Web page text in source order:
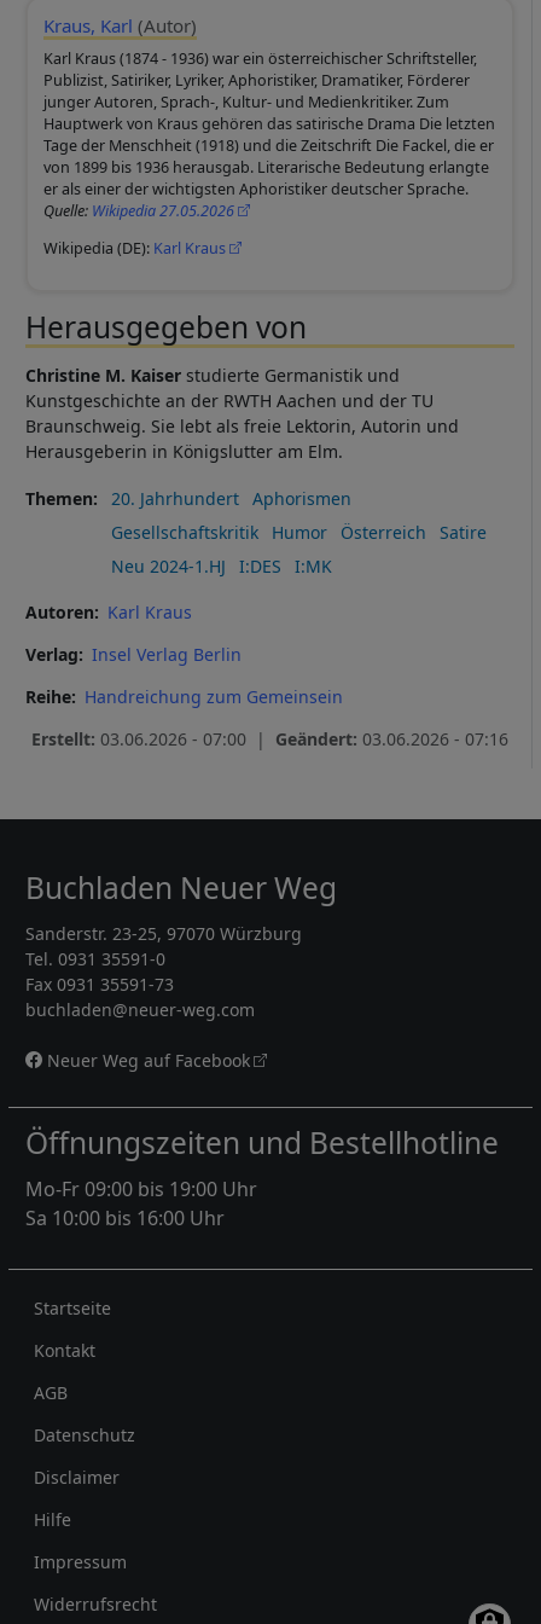
Kraus, Karl (Autor)
Karl Kraus (1874 - 1936) war ein österreichischer Schriftsteller,
Publizist, Satiriker, Lyriker, Aphoristiker, Dramatiker, Förderer
junger Autoren, Sprach-, Kultur- und Medienkritiker. Zum
Hauptwerk von Kraus gehören das satirische Drama Die letzten
Tage der Menschheit (1918) und die Zeitschrift Die Fackel, die er
von 1899 bis 1936 herausgab. Literarische Bedeutung erlangte
er als einer der wichtigsten Aphoristiker deutscher Sprache.
Quelle: Wikipedia 27.05.2026
Wikipedia (DE): Karl Kraus
Herausgegeben von
Christine M. Kaiser studierte Germanistik und
Kunstgeschichte an der RWTH Aachen und der TU
Braunschweig. Sie lebt als freie Lektorin, Autorin und
Herausgeberin in Königslutter am Elm.
Themen 20. Jahrhundert
Aphorismen
Gesellschaftskritik
Humor Österreich
Satire
Neu 2024-1.HJ
I:DES I:MK
Autoren
Karl Kraus
Verlag
Insel Verlag Berlin
Reihe
Handreichung zum Gemeinsein
Erstellt: 03.06.2026 - 07:00 | Geändert: 03.06.2026 - 07:16
Buchladen Neuer Weg
Sanderstr. 23-25, 97070 Würzburg
Tel. 0931 35591-0
Fax 0931 35591-73
buchladen@neuer-weg.com
Neuer Weg auf Facebook
Öffnungszeiten und Bestellhotline
Mo-Fr 09:00 bis 19:00 Uhr
Sa 10:00 bis 16:00 Uhr
Rechtliches
Startseite
Kontakt
AGB
Datenschutz
Disclaimer
Hilfe
Impressum
Widerrufsrecht